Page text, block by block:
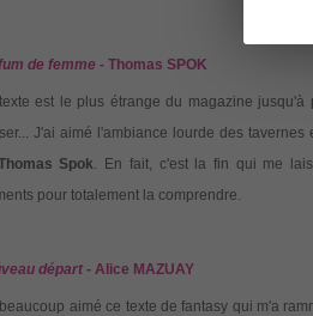
de femme - Thomas SPOK
est le plus étrange du magazine
J'ai aimé l'ambiance lourde des
Spok. En fait, c'est la fin qui me
pour totalement la comprendre.
départ - Alice MAZUAY
aimé ce texte de fantasy qui m'a